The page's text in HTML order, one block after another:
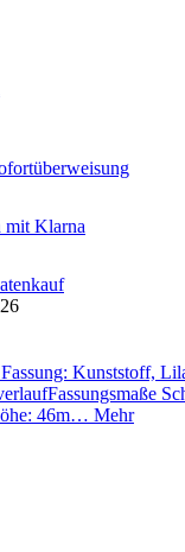
46m…Mehr
"5006 "